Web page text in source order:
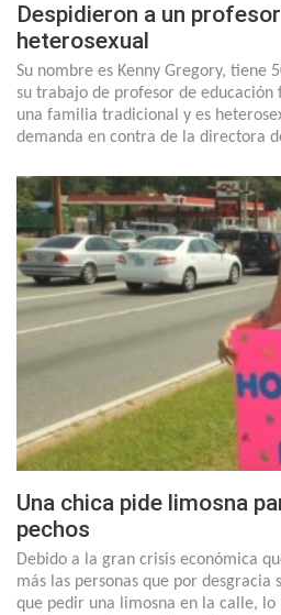
Despidieron a un
heterosexual
Su nombre es Kenny Gregory, tiene
su trabajo de profesor de educación
una familia tradicional y es
demanda en contra de la directora
Una chica pide limosna
pechos
Debido a la gran crisis económica
más las personas que por desgracia
que pedir una limosna en la calle,